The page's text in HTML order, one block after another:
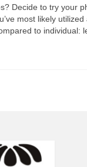
Decide to try your
most likely utilized
to individual: